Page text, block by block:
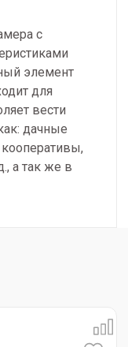
с
элемент
для
вести
дачные
кооперативы,
а так же в